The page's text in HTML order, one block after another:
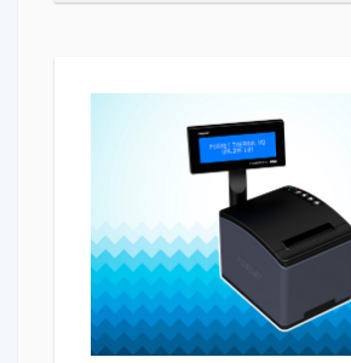
READ MORE